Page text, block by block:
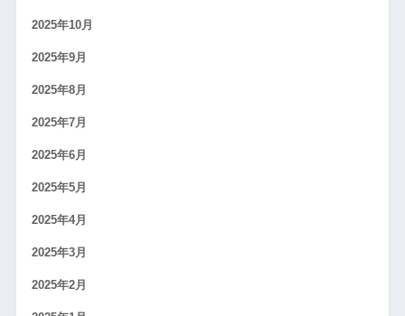
2025年10月
2025年9月
2025年8月
2025年7月
2025年6月
2025年5月
2025年4月
2025年3月
2025年2月